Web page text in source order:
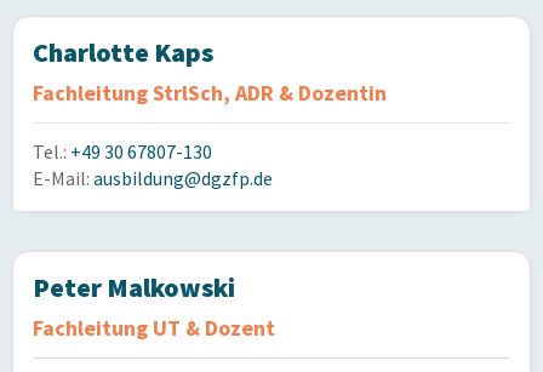
Charlotte Kaps
Fachleitung StrlSch, ADR & Dozentin
Tel.: +49 30 67807-130
E-Mail: ausbildung@dgzfp.de
Peter Malkowski
Fachleitung UT & Dozent